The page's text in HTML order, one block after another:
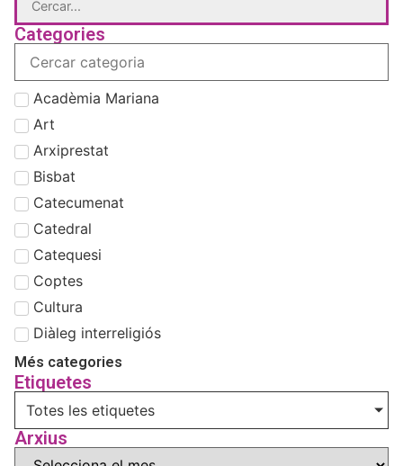
Categories
Acadèmia Mariana
Art
Arxiprestat
Bisbat
Catecumenat
Catedral
Catequesi
Coptes
Cultura
Diàleg interreligiós
Més categories
Etiquetes
Totes les etiquetes
Arxius